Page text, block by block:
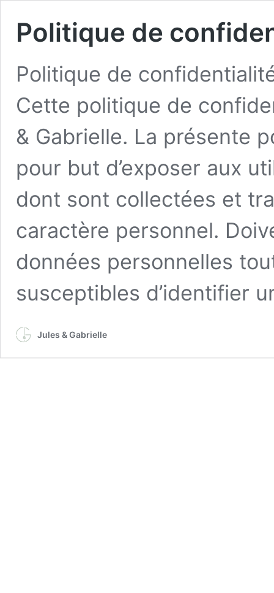
Politique de
Politique de
Cette politique de
& Gabrielle. La présente
pour but d’exposer aux
dont sont collectées et
caractère personnel.
données personnelles
susceptibles d’identifier
Jules & Gabrielle